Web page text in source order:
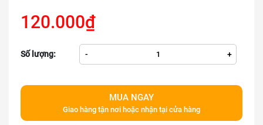
120.000₫
Số lượng: - +
MUA NGAY
Giao hàng tận nơi hoặc nhận tại cửa hàng